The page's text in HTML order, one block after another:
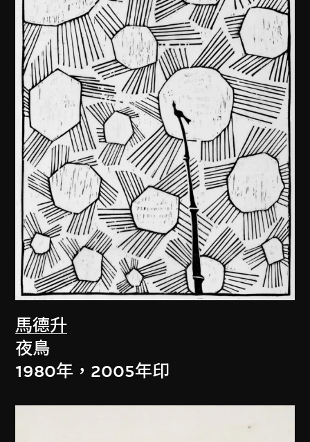
馬德升
夜鳥
1980年，2005年印